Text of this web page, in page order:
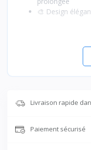
🎨 Design
Livraison rapide
Paiement sécurisé